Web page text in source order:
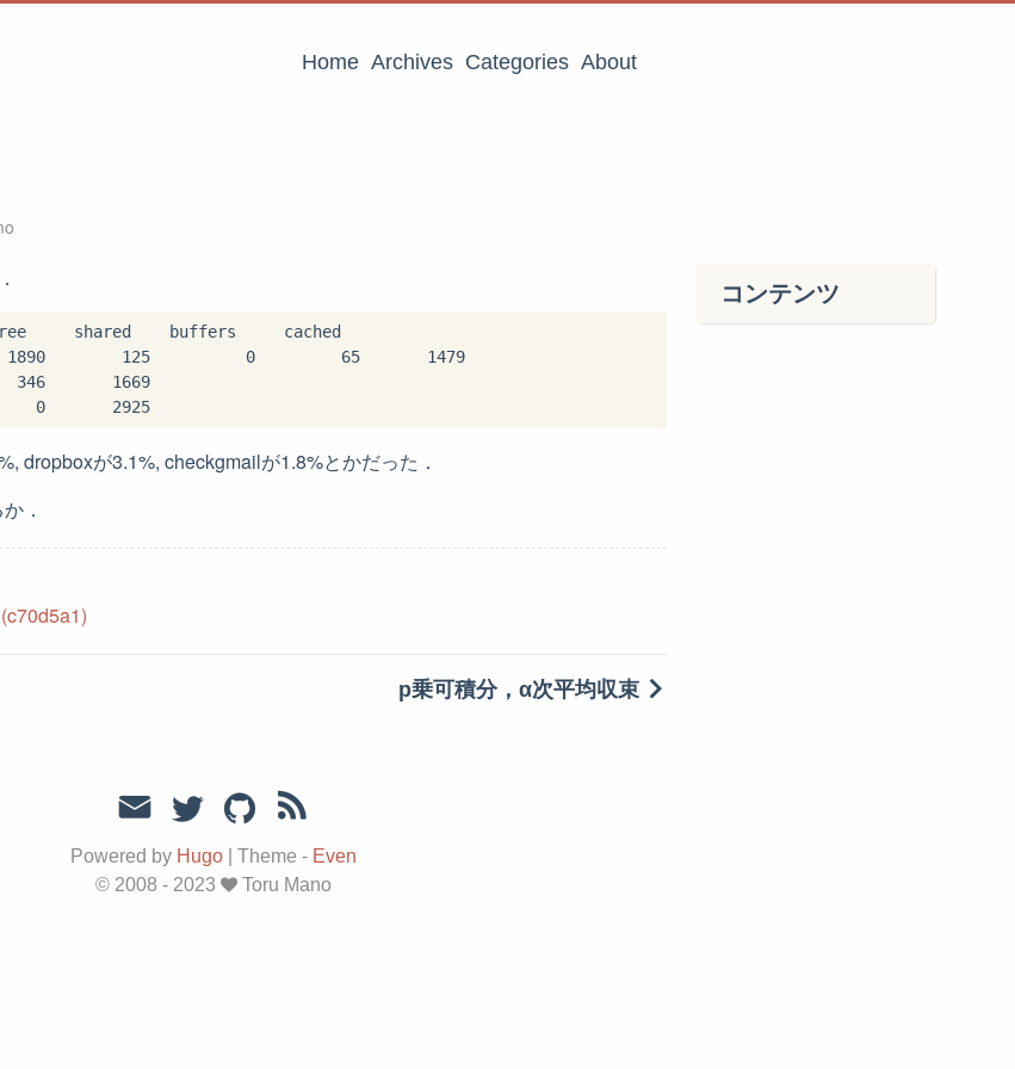
Home Archives Categories About
コンテンツ
shared    buffers     cached
1890        125          0         65       1479
346       1669
dropboxが3.1%, checkgmailが1.8%とかだった．
．
(c70d5a1)
p乗可積分，α次平均収束
Powered by Hugo Theme - Even
© 2008 - 2023
Toru Mano